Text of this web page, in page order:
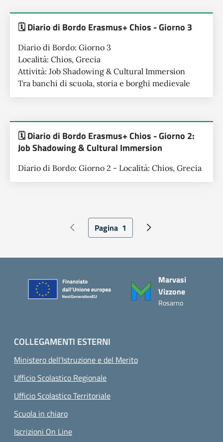
🗓️ Diario di Bordo Erasmus+ Chios - Giorno 3
Diario di Bordo: Giorno 3
Località: Chios, Grecia
Attività: Job Shadowing & Cultural Immersion
Tra banchi di scuola, storia e borghi medievale
🗓️ Diario di Bordo Erasmus+ Chios - Giorno 2:
Job Shadowing & Cultural Immersion
Diario di Bordo: Giorno 2 - Località: Chios, Grecia
Paginazione
Pagina precedente
Pagina attuale
Pagina 1 Pagina successiva
Marvasi
Vizzone
Rosarno
COLLEGAMENTI ESTERNI
Ministero dell'Istruzione e del Merito
Ufficio Scolastico Regionale
Ufficio Scolastico Territoriale
Scuola in chiaro
Iscrizioni On Line